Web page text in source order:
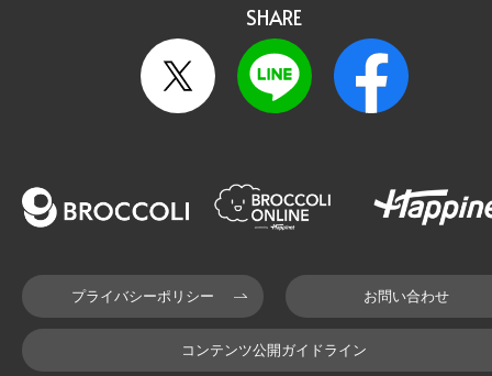
SHARE
プライバシーポリシー お問い合わせ
コンテンツ公開ガイドライン